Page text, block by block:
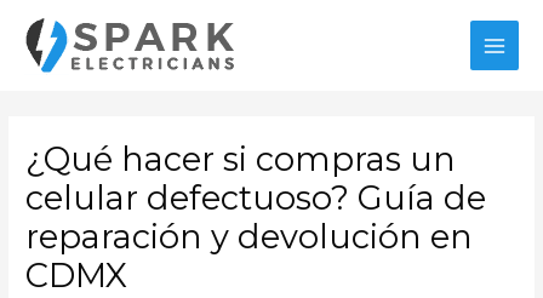
contenido
¿Qué hacer si compras un
celular defectuoso? Guía de
reparación y devolución en
CDMX